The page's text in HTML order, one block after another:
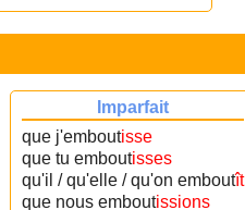
Imparfait
que j'emboutisse
que tu emboutisses
qu'il / qu'elle / qu'on emboutît
que nous emboutissions